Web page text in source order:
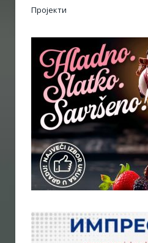
Пројекти